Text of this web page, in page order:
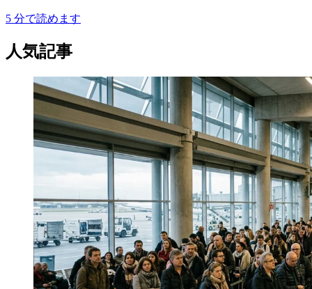
5 分で読めます
人気記事